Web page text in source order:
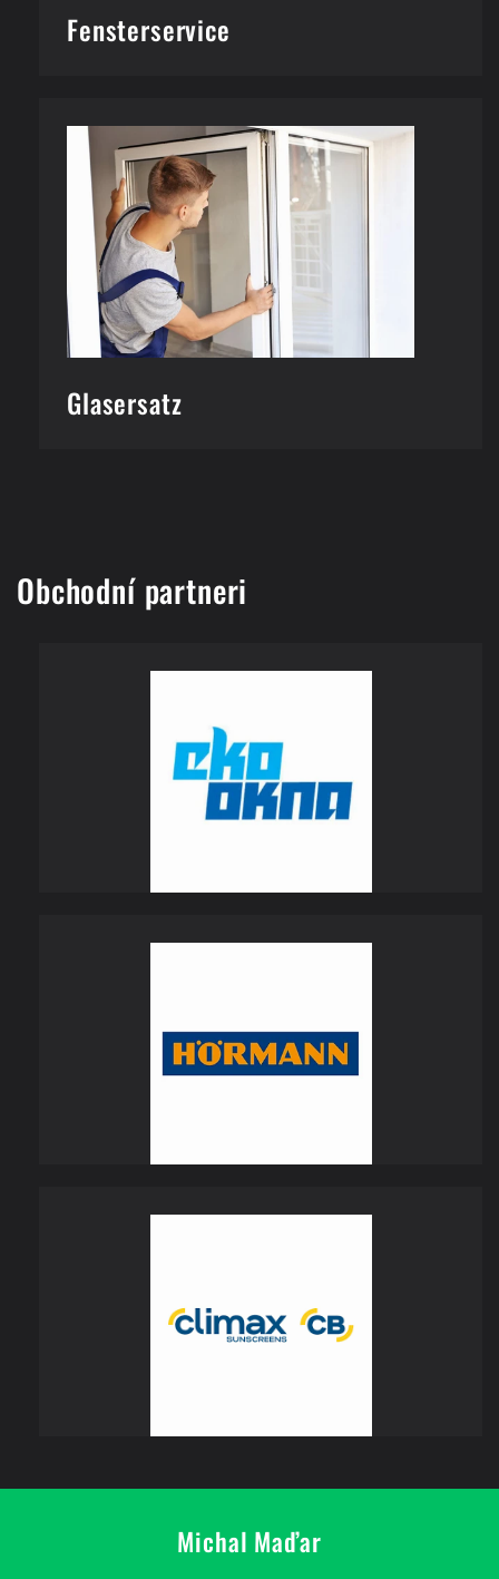
Fensterservice
Glasersatz
Obchodní partneri
Michal Maďar